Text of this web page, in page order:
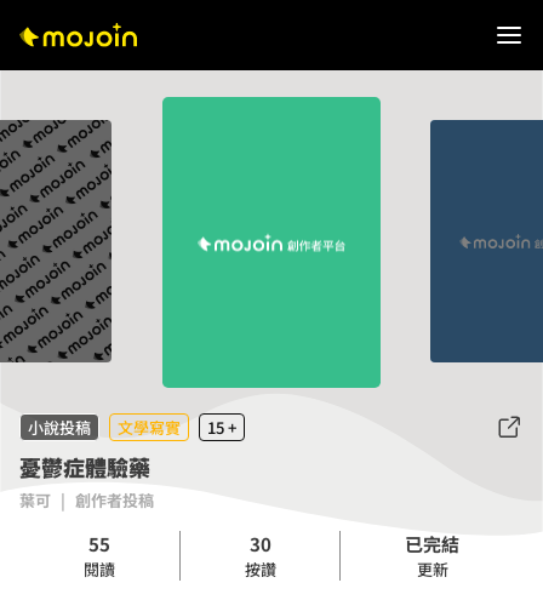
小說投稿 文學寫實 15 +
憂鬱症體驗藥
葉可 | 創作者投稿
55
閱讀
30
按讚
已完結
更新